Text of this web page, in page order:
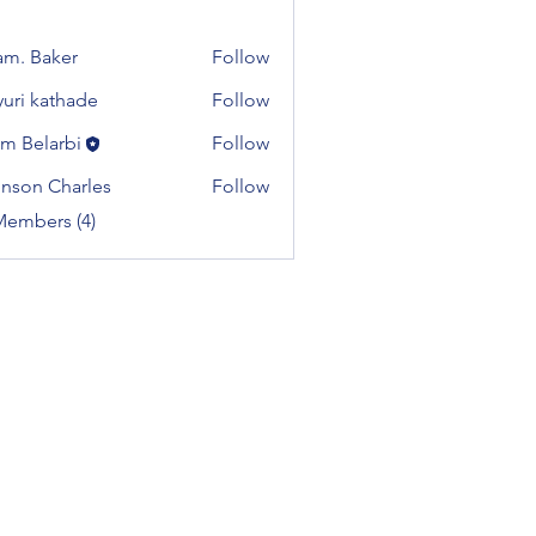
Baker
Follow
kathade
Follow
Belarbi
Follow
Charles
Follow
(4)